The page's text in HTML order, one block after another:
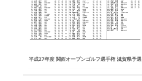
平成27年度 関西オープンゴルフ選手権 滋賀県予選